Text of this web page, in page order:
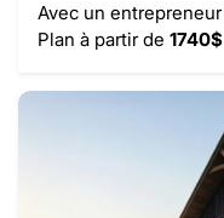
Avec un entrepreneur
Plan à partir de 1740$